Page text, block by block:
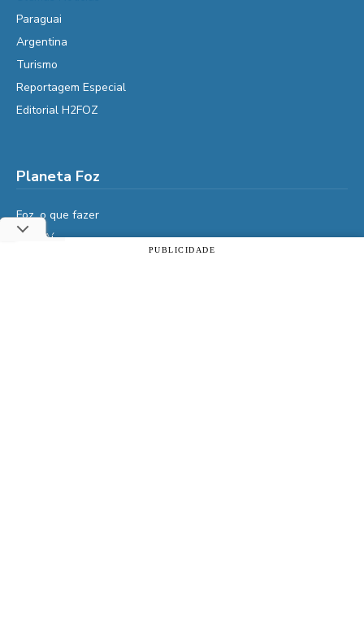
Paraguai
Argentina
Turismo
Reportagem Especial
Editorial H2FOZ
Planeta Foz
Foz, o que fazer
Diga Aí
PUBLICIDADE